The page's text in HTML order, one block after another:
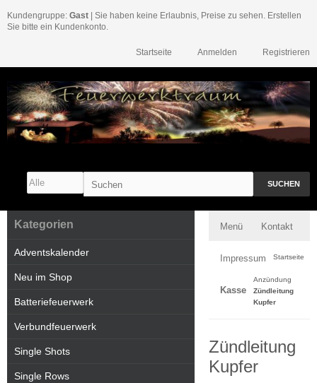
Kundengruppe: Gast | Sie haben keine Erlaubnis, Preise zu sehen. Erstellen
Sie bitte ein Kundenkonto.
Registrieren
Anmelden
Startseite
SUCHEN
Menü Kontakt
Impressum
Kasse
Startseite
Anzündung
Zündleitung
Kupfer
Zündleitung
Kupfer
Kategorien
Adventskalender
Neu im Shop
Batteriefeuerwerk
Verbundfeuerwerk
Single Shots
Single Rows